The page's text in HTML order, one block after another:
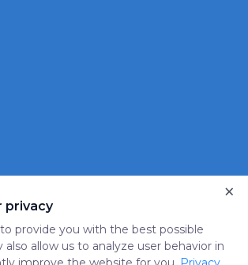
privacy
provide you with the best possible
also allow us to analyze user behavior in
×